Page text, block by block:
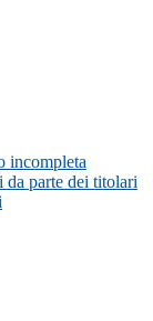
incompleta
da parte dei titolari